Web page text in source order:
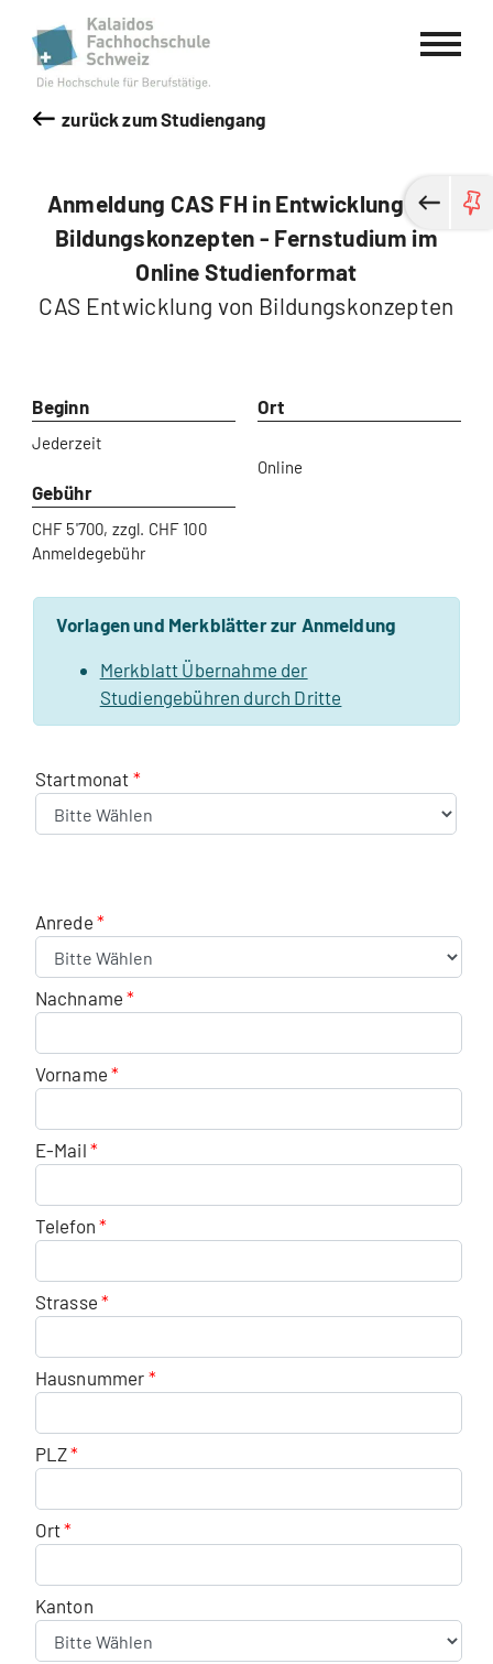
Kalaidos Fachhochschule Schweiz
zurück zum Studiengang
Anmeldung CAS FH in Entwicklung von
Bildungskonzepten - Fernstudium im
Online Studienformat
CAS Entwicklung von Bildungskonzepten
Beginn
Jederzeit
Ort
Online
Gebühr
CHF 5'700, zzgl. CHF 100
Anmeldegebühr
Vorlagen und Merkblätter zur Anmeldung
Merkblatt Übernahme der
Studiengebühren durch Dritte
Startmonat
Anrede
Nachname
Vorname
E-Mail
Telefon
Strasse
Hausnummer
PLZ
Ort
Kanton